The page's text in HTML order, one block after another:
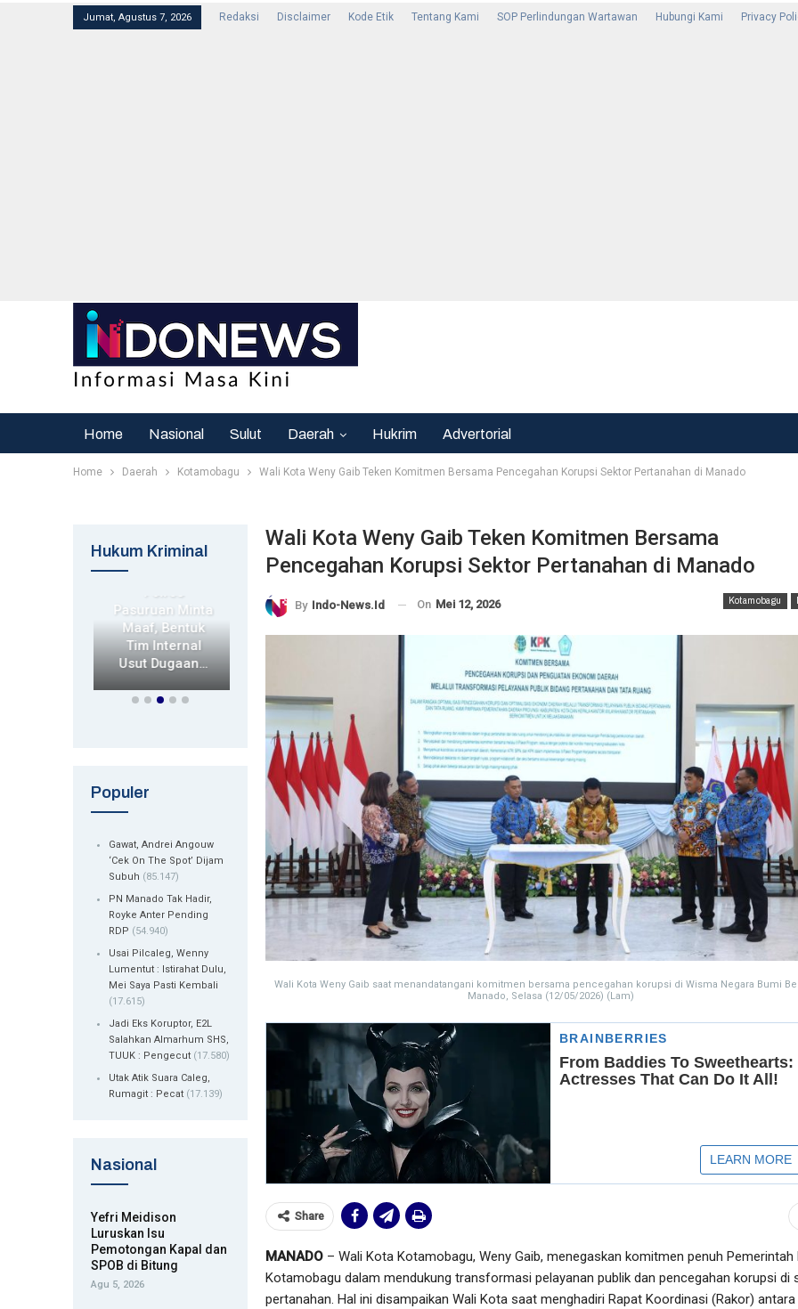
Jumat, Agustus 7, 2026 Redaksi Disclaimer Kode Etik Tentang Kami SOP Perlindungan Wartawan Hubungi Kami Privacy
Home Nasional Sulut Daerah Hukrim Advertorial
Home Daerah Kotamobagu Wali Kota Weny Gaib Teken Komitmen Bersama Pencegahan Korupsi Sektor Pertanahan di Manado
Wali Kota Weny Gaib Teken Komitmen Bersama
Pencegahan Korupsi Sektor Pertanahan di Manado
Kotamobagu
By Indo-News.id On Mei 12, 2026
Wali Kota Weny Gaib saat menandatangani komitmen bersama pencegahan korupsi di Wisma Negara Bumi
Manado, Selasa (12/05/2026) (Lam)
Share
MANADO – Wali Kota Kotamobagu, Weny Gaib, menegaskan komitmen penuh Pemerintah
Kotamobagu dalam mendukung transformasi pelayanan publik dan pencegahan korupsi di
pertanahan. Hal ini disampaikan Wali Kota saat menghadiri Rapat Koordinasi (Rakor) antara
Hukum Kriminal
Hukrim
Pasuruan Minta
Maaf, Bentuk
Tim Internal
Usut Dugaan…
Hukrim
Tinjau Korban
Hukrim
Bangun Negeri,
Pengecoran…
Hukrim
Populer
Gawat, Andrei Angouw
‘Cek On The Spot’ Dijam
Subuh (85.147)
PN Manado Tak Hadir,
Royke Anter Pending
RDP (54.940)
Usai Pilcaleg, Wenny
Lumentut : Istirahat Dulu,
Mei Saya Pasti Kembali
(17.615)
Jadi Eks Koruptor, E2L
Salahkan Almarhum SHS,
TUUK : Pengecut (17.580)
Utak Atik Suara Caleg,
Rumagit : Pecat (17.139)
Nasional
Yefri Meidison
Luruskan Isu
Pemotongan Kapal dan
SPOB di Bitung
Agu 5, 2026